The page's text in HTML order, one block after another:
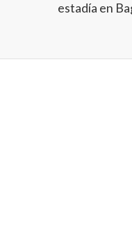
estadía en